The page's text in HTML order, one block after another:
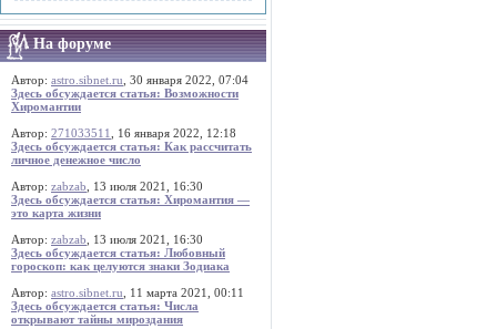
На форуме
Автор: astro.sibnet.ru , 30 января 2022, 07:04
Здесь обсуждается статья: Возможности
Хиромантии
Автор: 271033511
, 16 января 2022, 12:18
Здесь обсуждается статья: Как рассчитать
личное денежное число
Автор: zabzab , 13 июля 2021, 16:30
Здесь обсуждается статья: Хиромантия —
это карта жизни
Автор: zabzab , 13 июля 2021, 16:30
Здесь обсуждается статья: Любовный
гороскоп: как целуются знаки Зодиака
Автор: astro.sibnet.ru , 11 марта 2021, 00:11
Здесь обсуждается статья: Числа
открывают тайны мироздания